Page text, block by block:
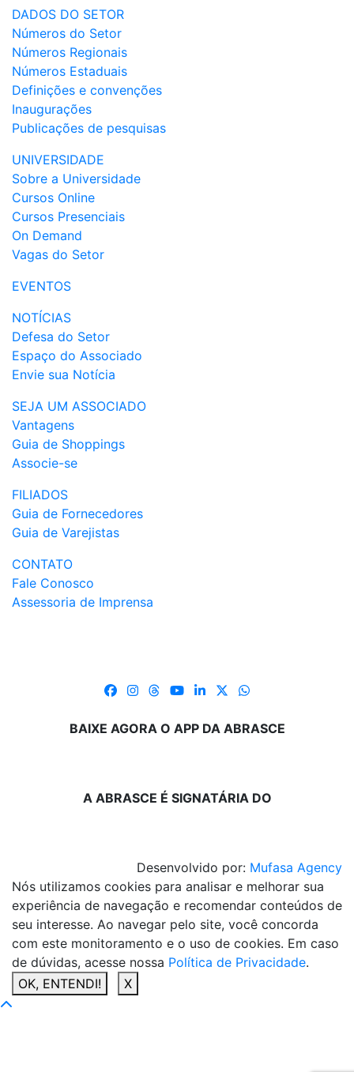
DADOS DO SETOR
Números do Setor
Números Regionais
Números Estaduais
Definições e convenções
Inaugurações
Publicações de pesquisas
UNIVERSIDADE
Sobre a Universidade
Cursos Online
Cursos Presenciais
On Demand
Vagas do Setor
EVENTOS
NOTÍCIAS
Defesa do Setor
Espaço do Associado
Envie sua Notícia
SEJA UM ASSOCIADO
Vantagens
Guia de Shoppings
Associe-se
FILIADOS
Guia de Fornecedores
Guia de Varejistas
CONTATO
Fale Conosco
Assessoria de Imprensa
BAIXE AGORA O APP DA ABRASCE
A ABRASCE É SIGNATÁRIA DO
Desenvolvido por: Mufasa Agency
Nós utilizamos cookies para analisar e melhorar sua
experiência de navegação e recomendar conteúdos de
seu interesse. Ao navegar pelo site, você concorda
com este monitoramento e o uso de cookies. Em caso
de dúvidas, acesse nossa Política de Privacidade.
OK, ENTENDI!
X